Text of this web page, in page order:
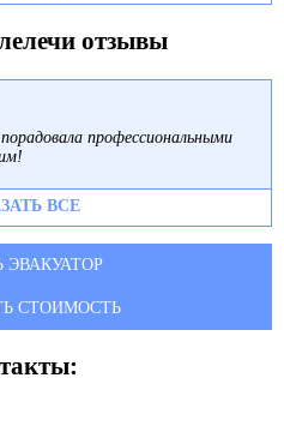
отзывы
профессиональными
ВСЕ
ЭВАКУАТОР
СТОИМОСТЬ